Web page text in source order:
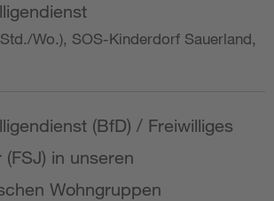
Wo.), SOS-Kinderdorf Sauerland,
(BfD) / Freiwilliges
in unseren
Wohngruppen